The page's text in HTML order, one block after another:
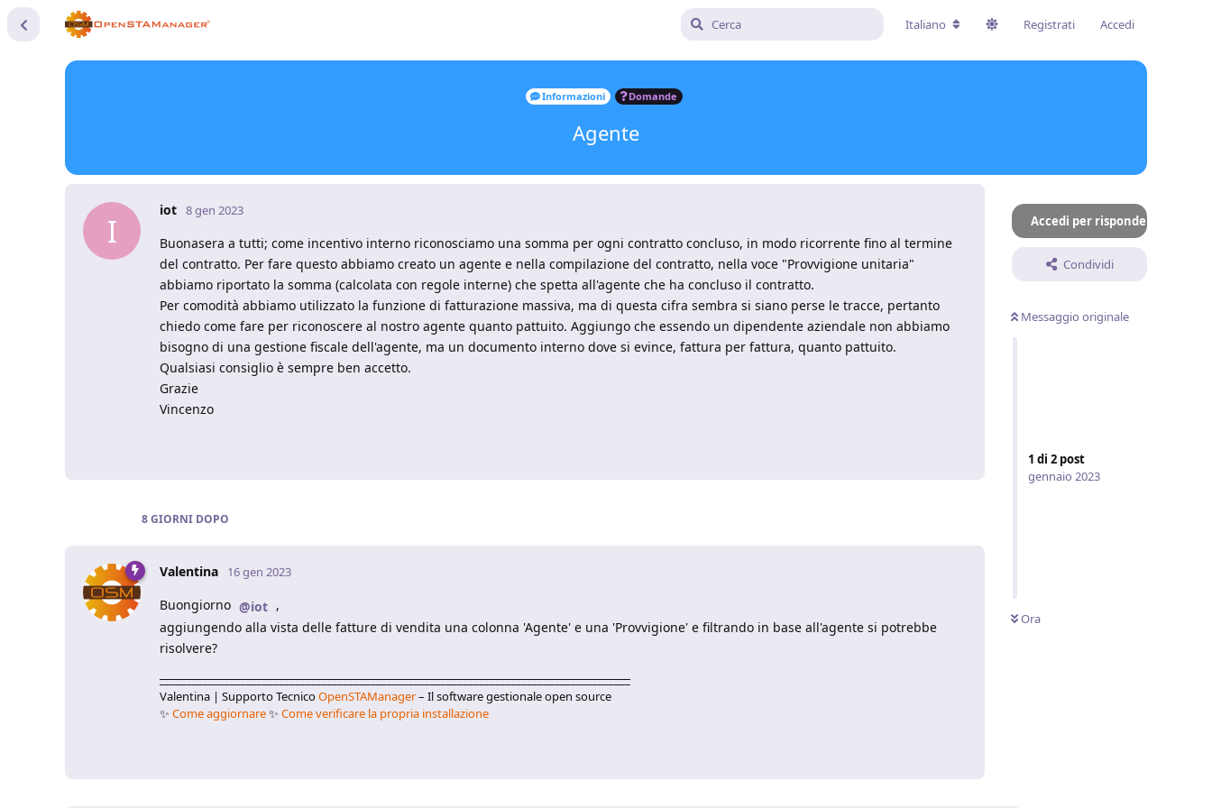
Italiano Registrati Accedi
Informazioni Domande
Agente
Accedi per rispondere
Condividi
Messaggio originale
1 di 2 post
gennaio 2023
Ora
I
iot 8 gen 2023
Buonasera a tutti; come incentivo interno riconosciamo una somma per ogni contratto concluso, in modo ricorrente fino al termine
del contratto. Per fare questo abbiamo creato un agente e nella compilazione del contratto, nella voce "Provvigione unitaria"
abbiamo riportato la somma (calcolata con regole interne) che spetta all'agente che ha concluso il contratto.
Per comodità abbiamo utilizzato la funzione di fatturazione massiva, ma di questa cifra sembra si siano perse le tracce, pertanto
chiedo come fare per riconoscere al nostro agente quanto pattuito. Aggiungo che essendo un dipendente aziendale non abbiamo
bisogno di una gestione fiscale dell'agente, ma un documento interno dove si evince, fattura per fattura, quanto pattuito.
Qualsiasi consiglio è sempre ben accetto.
Grazie
Vincenzo
8 GIORNI DOPO
Valentina 16 gen 2023
Buongiorno @iot ,
aggiungendo alla vista delle fatture di vendita una colonna 'Agente' e una 'Provvigione' e filtrando in base all'agente si potrebbe
risolvere?
_______________________________________________________________________________________
Valentina | Supporto TecnicoOpenSTAManager– Il software gestionale open source
✨ Come aggiornare✨ Come verificare la propria installazione